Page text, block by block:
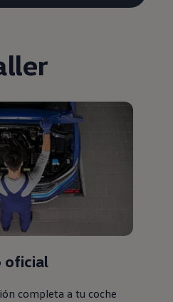
oficial
completa a tu coche